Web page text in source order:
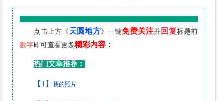
点击上方《 天圆地方》一键免费关注并 回复标题前
数字即可查看更多精彩内容 ：
热门文章推荐：
【1】我的照片